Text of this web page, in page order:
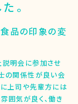
。
品の印象の変
説明会に参加させ
の関係性が良い会
上司や先輩方には
囲気が良く、働き